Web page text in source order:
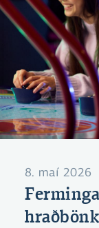
8. maí 2026